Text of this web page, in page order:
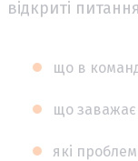
відкриті
що в
що
які